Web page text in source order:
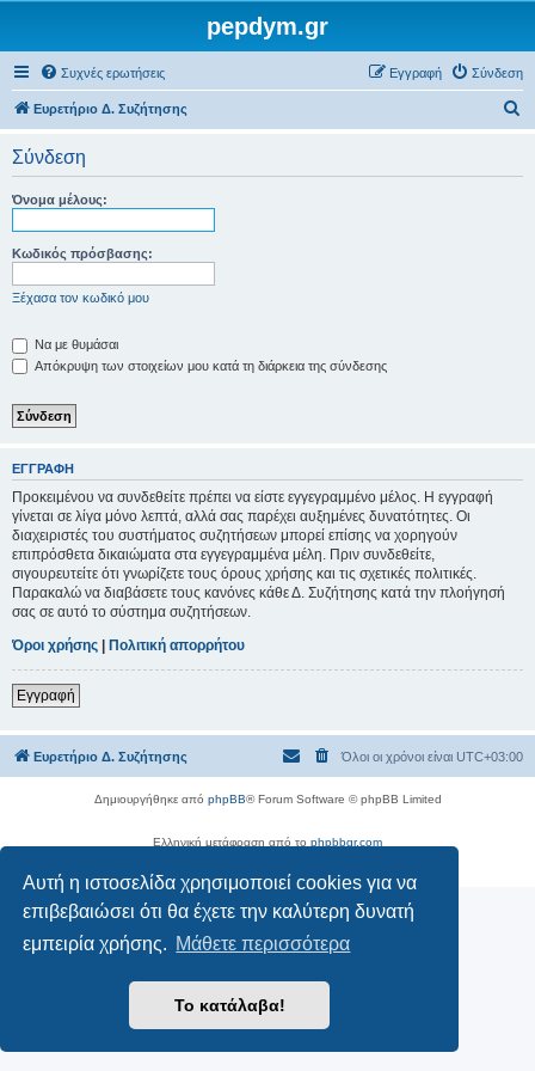
Αυτή η ιστοσελίδα χρησιμοποιεί cookies για να
επιβεβαιώσει ότι θα έχετε την καλύτερη δυνατή
εμπειρία χρήσης. Μάθετε περισσότερα
Το κατάλαβα!
pepdym.gr
Συχνές ερωτήσεις Σύνδεση
Εγγραφή
Ευρετήριο Δ. Συζήτησης
Σύνδεση
Όνομα μέλους:
Κωδικός πρόσβασης:
Ξέχασα τον κωδικό μου
Να με θυμάσαι
Απόκρυψη των στοιχείων μου κατά τη διάρκεια της σύνδεσης
ΕΓΓΡΑΦΉ
Προκειμένου να συνδεθείτε πρέπει να είστε εγγεγραμμένο μέλος. Η εγγραφή
γίνεται σε λίγα μόνο λεπτά, αλλά σας παρέχει αυξημένες δυνατότητες. Οι
διαχειριστές του συστήματος συζητήσεων μπορεί επίσης να χορηγούν
επιπρόσθετα δικαιώματα στα εγγεγραμμένα μέλη. Πριν συνδεθείτε,
σιγουρευτείτε ότι γνωρίζετε τους όρους χρήσης και τις σχετικές πολιτικές.
Παρακαλώ να διαβάσετε τους κανόνες κάθε Δ. Συζήτησης κατά την πλοήγησή
σας σε αυτό το σύστημα συζητήσεων.
Όροι χρήσης | Πολιτική απορρήτου
Εγγραφή
Ευρετήριο Δ. Συζήτησης Όλοι οι χρόνοι είναι UTC+03:00
Δημιουργήθηκε από phpBB® Forum Software © phpBB Limited
Ελληνική μετάφραση από το phpbbgr.com